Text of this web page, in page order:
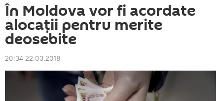
În Moldova vor fi acordate
alocații pentru merite
deosebite
20:34 22.03.2018